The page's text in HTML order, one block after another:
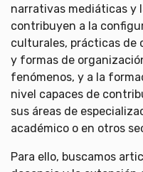
narrativas mediáticas y
contribuyen a la
culturales, prácticas de
y formas de
fenómenos, y a la
nivel capaces de
sus áreas de
académico o en otros
Para ello, buscamos